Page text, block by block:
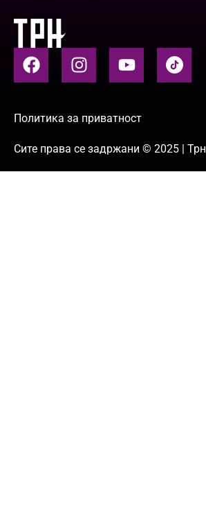
Политика за приватност
Сите права се задржани © 2025 |